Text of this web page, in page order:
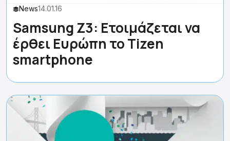
News14.01.16
Samsung Z3: Ετοιμάζεται να
έρθει Ευρώπη το Tizen
smartphone